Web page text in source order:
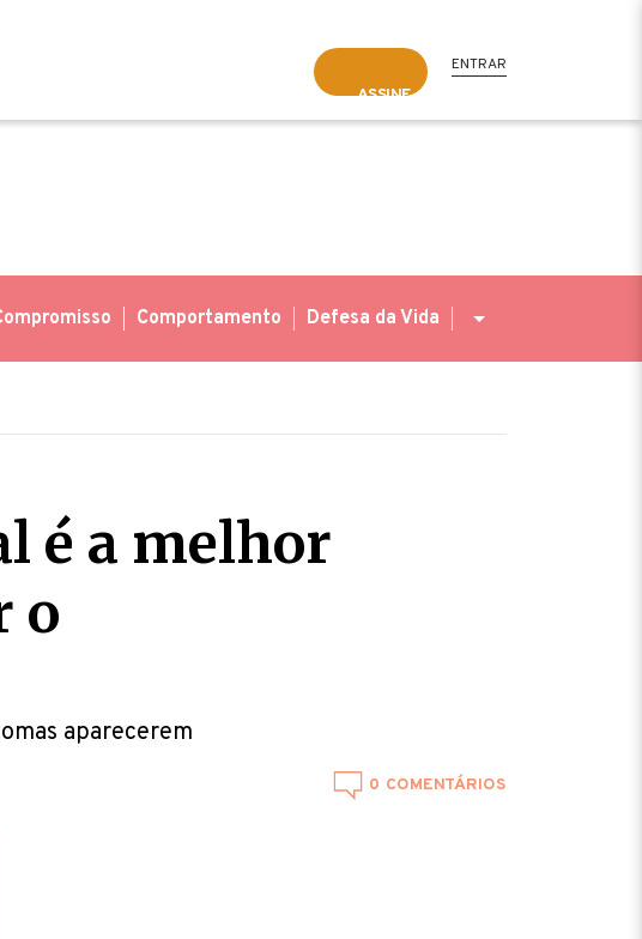
ASSINE
ENTRAR
Comportamento Defesa da Vida
é a melhor
o
aparecerem
0